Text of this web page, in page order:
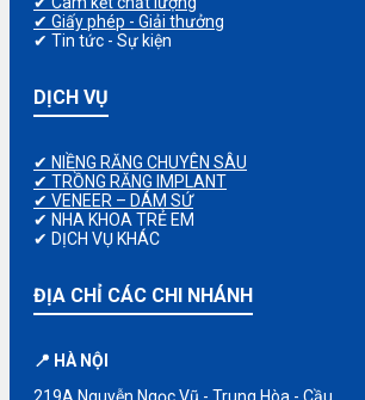
✔ Giấy phép - Giải thưởng
✔ Tin tức - Sự kiện
DỊCH VỤ
✔ NIỀNG RĂNG CHUYÊN SÂU
✔ TRỒNG RĂNG IMPLANT
✔ VENEER – DÁM SỨ
✔ NHA KHOA TRẺ EM
✔ DỊCH VỤ KHÁC
ĐỊA CHỈ CÁC CHI NHÁNH
📍 HÀ NỘI